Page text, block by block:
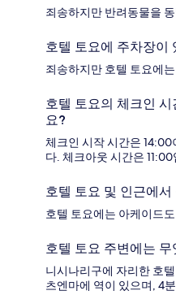
죄송하지만 반려동물을
호텔 토요에 주차장이
죄송하지만 호텔 토요에
호텔 토요의 체크인
요?
체크인 시작 시간은
다. 체크아웃 시간은
호텔 토요 및 인근에
호텔 토요에는 아케이드
호텔 토요 주변에는
니시나리구에 자리한 호
츠엔마에 역이 있으며, 4